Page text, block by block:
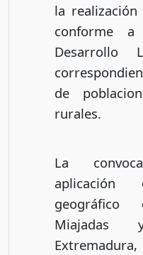
la
conforme
Desarrollo
de
rurales.
La